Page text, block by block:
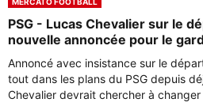
PSG - Lucas Chevalier sur le
nouvelle annoncée pour le
Annoncé avec insistance sur le
tout dans les plans du PSG depuis
Chevalier devrait chercher à